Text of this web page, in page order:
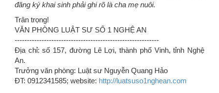
đăng ký khai sinh phải ghi rõ là cha mẹ nuôi.
Trân trọng!
VĂN PHÒNG LUẬT SƯ SỐ 1 NGHỆ AN
-----------------------------------------------------------
Địa chỉ: số 157, đường Lê Lợi, thành phố Vinh, tỉnh Nghệ
An.
Trưởng văn phòng: Luật sư Nguyễn Quang Hảo
ĐT: 0912341585; website: http://luatsuso1nghean.com